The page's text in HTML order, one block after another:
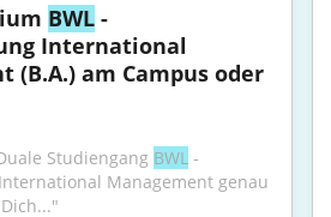
BWL -
International
(B.A.) am Campus oder
Studiengang BWL -
Management genau